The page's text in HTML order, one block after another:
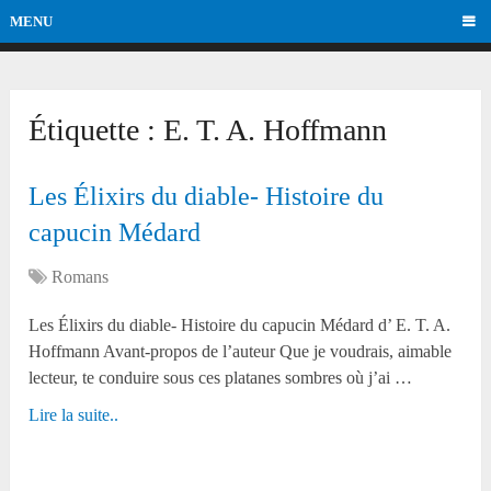
MENU
Étiquette :E. T. A. Hoffmann
Les Élixirs du diable- Histoire du
capucin Médard
Romans
Les Élixirs du diable- Histoire du capucin Médard d’ E. T. A.
Hoffmann Avant-propos de l’auteur Que je voudrais, aimable
lecteur, te conduire sous ces platanes sombres où j’ai …
Lire la suite..